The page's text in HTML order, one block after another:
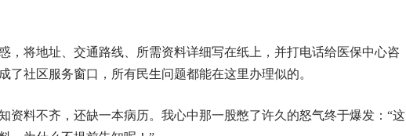
，将地址、交通路线、所需资料详细写在纸上，并打电话给医保中心咨
了社区服务窗口，所有民生问题都能在这里办理似的。
资料不齐，还缺一本病历。我心中那一股憋了许久的怒气终于爆发：“这